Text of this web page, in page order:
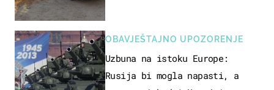
OBAVJEŠTAJNO UPOZORENJE
Uzbuna na istoku Europe:
Rusija bi mogla napasti, a